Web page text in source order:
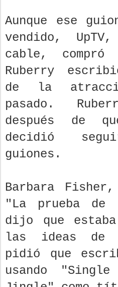
Aunque ese
vendido,
cable,
Ruberry
de la
pasado.
después de
decidió
guiones.
Barbara
"La prueba
dijo que
las ideas de
pidió que
usando